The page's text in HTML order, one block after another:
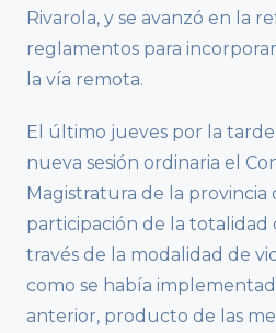
Rivarola, y se avanzó en la
reglamentos para
la vía remota.
El último jueves por la
nueva sesión ordinaria el
Magistratura de la
participación de la totalidad
través de la modalidad de
como se había
anterior, producto de las